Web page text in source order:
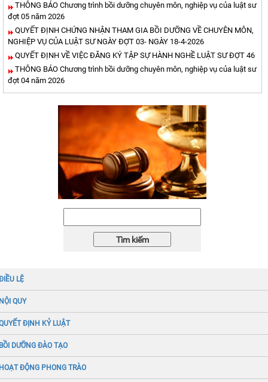
THÔNG BÁO Chương trình bồi dưỡng chuyên môn, nghiệp vụ của luật sư
đợt 05 năm 2026
QUYẾT ĐỊNH CHỨNG NHẬN THAM GIA BỒI DƯỠNG VỀ CHUYÊN MÔN,
NGHIỆP VỤ CỦA LUẬT SƯ NGÀY ĐỢT 03- NGÀY 18-4-2026
QUYẾT ĐỊNH VỀ VIỆC ĐĂNG KÝ TẬP SỰ HÀNH NGHỀ LUẬT SƯ ĐỢT 46
THÔNG BÁO Chương trình bồi dưỡng chuyên môn, nghiệp vụ của luật sư
đợt 04 năm 2026
LỆ
QUY
ĐỊNH KỶ LUẬT
DƯỠNG ĐÀO TẠO
ĐỘNG PHONG TRÀO